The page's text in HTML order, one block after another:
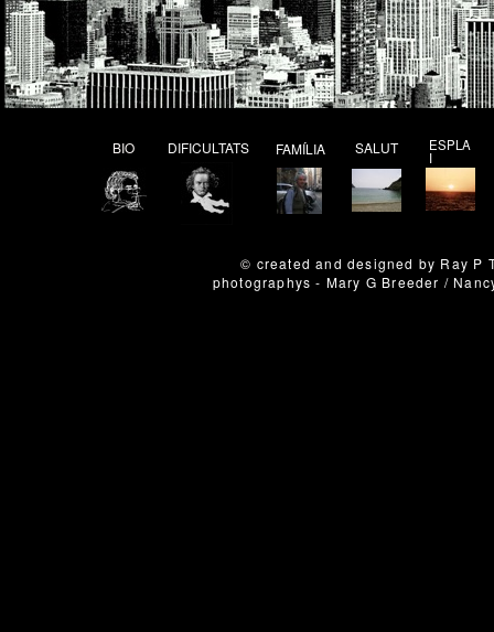
FAMÍLIA ESPLA
I
© created and designed by Ray P
photographys - Mary G Breeder /
BIO DIFICULTATS SALUT